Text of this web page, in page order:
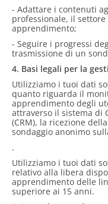
- Adattare i contenuti
professionale, il
apprendimento;
- Seguire i progressi
trasmissione di un
4. Basi legali per la
Utilizziamo i tuoi dati
quanto riguarda il
apprendimento degli
attraverso il sistema di
(CRM), la ricezione
sondaggio anonimo
.
Utilizziamo i tuoi dati
relativo alla libera
apprendimento delle
superiore ai 15 anni.